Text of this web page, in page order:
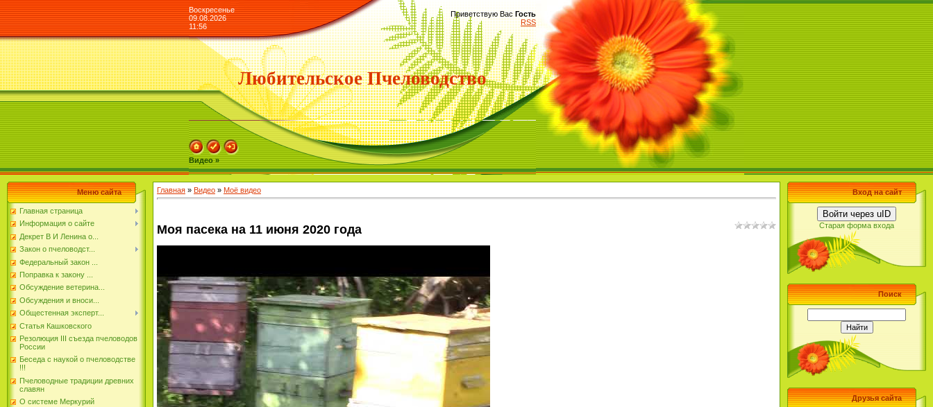
Воскресенье
09.08.2026
11:56
Приветствую Вас Гость
RSS
Любительское Пчеловодство
Видео »
Меню сайта
Главная страница
Информация о сайте
Декрет В И Ленина о...
Закон о пчеловодст...
Федеральный закон ...
Поправка к закону ...
Обсуждение ветерина...
Обсуждения и вноси...
Общестенная эксперт...
Статья Кашковского
Резолюция III съезда пчеловодов
России
Беседа с наукой о пчеловодстве
!!!
Пчеловодные традиции древних
славян
О системе Меркурий
Главная » Видео » Моё видео
Моя пасека на 11 июня 2020 года
Вход на сайт
Войти через uID
Старая форма входа
Поиск
Друзья сайта